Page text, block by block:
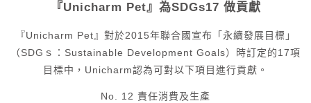
『Unicharm Pet』 為SDGs17 做貢獻
『Unicharm Pet』 對於2015年聯合國宣布「永續發展目標」
（SDGｓ：Sustainable Development Goals）時訂定的17項
目標中，Unicharm認為可對以下項目進行貢獻。
No. 12 責任消費及生產